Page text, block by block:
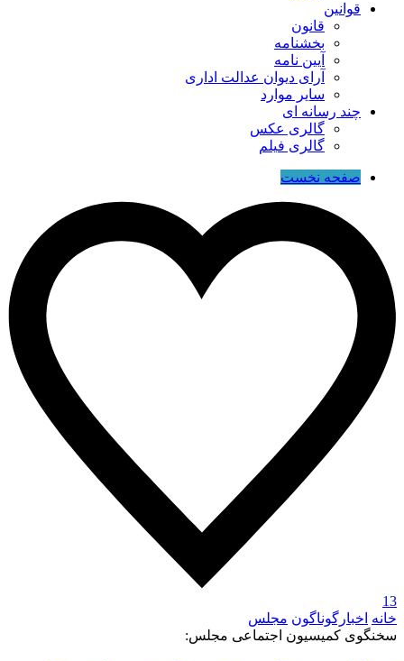
قوانین
قانون
بخشنامه
آیین نامه
آرای دیوان عدالت اداری
سایر موارد
چند رسانه ای
گالری عکس
گالری فیلم
صفحه نخست
13
خانه اخبارگوناگون مجلس
سخنگوی کمیسیون اجتماعی مجلس: